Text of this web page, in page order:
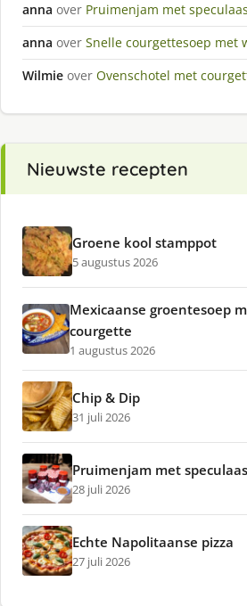
anna over Pruimenjam met
anna over Snelle courgettesoep met
Wilmie over Ovenschotel met
Nieuwste recepten
Groene kool stamppot
5 augustus 2026
Mexicaanse groentesoep
courgette
1 augustus 2026
Chip & Dip
31 juli 2026
Pruimenjam met
28 juli 2026
Echte Napolitaanse pizza
27 juli 2026